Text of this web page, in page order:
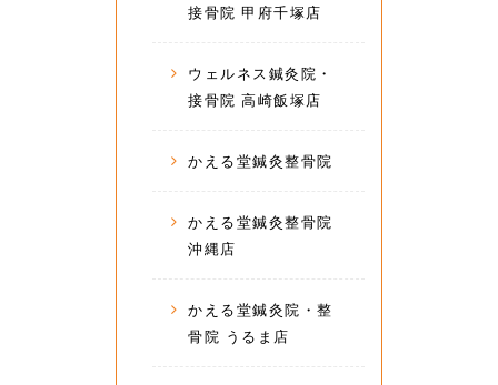
接骨院 甲府千塚店
ウェルネス鍼灸院・
接骨院 高崎飯塚店
かえる堂鍼灸整骨院
かえる堂鍼灸整骨院
沖縄店
かえる堂鍼灸院・整
骨院 うるま店